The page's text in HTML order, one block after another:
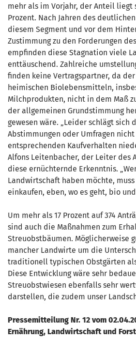
mehr als im Vorjahr, der Anteil liegt
Prozent. Nach Jahren des
diesem Segment und vor dem
Zustimmung zu den Forderungen
empfinden diese Stagnation viele
enttäuschend. Zahlreiche
finden keine Vertragspartner, da der
heimischen Biolebensmitteln,
Milchprodukten, nicht in dem Maß
der allgemeinen Grundstimmung
gewesen wäre. „Leider schlägt sich
Abstimmungen oder Umfragen
entsprechenden Kaufverhalten
Alfons Leitenbacher, der Leiter des
diese ernüchternde Erkenntnis.
Landwirtschaft haben möchte,
einkaufen, eben, wo es geht, bio
Um mehr als 17 Prozent auf 374
sind auch die Maßnahmen zum
Streuobstbäumen. Möglicherweise
mancher Landwirte um die
traditionell typischen Obstgärten
Diese Entwicklung wäre sehr
Streuobstwiesen ebenfalls sehr
darstellen, die zudem unser
Pressemitteilung Nr. 12 vom
Ernährung, Landwirtschaft und